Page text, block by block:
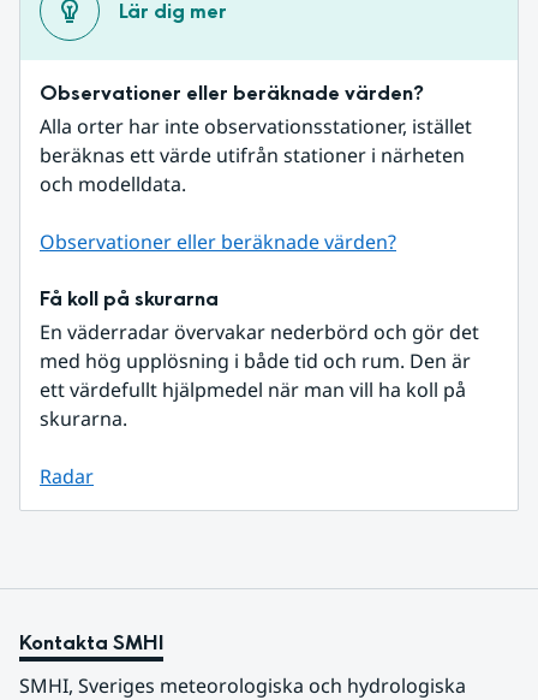
Lär dig mer
Observationer eller beräknade värden?
Alla orter har inte observationsstationer, istället
beräknas ett värde utifrån stationer i närheten
och modelldata.
Observationer eller beräknade värden?
Få koll på skurarna
En väderradar övervakar nederbörd och gör det
med hög upplösning i både tid och rum. Den är
ett värdefullt hjälpmedel när man vill ha koll på
skurarna.
Radar
Kontakta SMHI
SMHI, Sveriges meteorologiska och hydrologiska